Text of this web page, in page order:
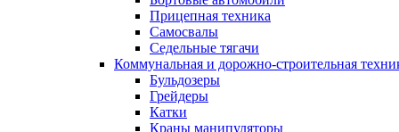
Прицепная техника
Самосвалы
Седельные тягачи
Коммунальная и дорожно-строительная
Бульдозеры
Грейдеры
Катки
Краны манипуляторы